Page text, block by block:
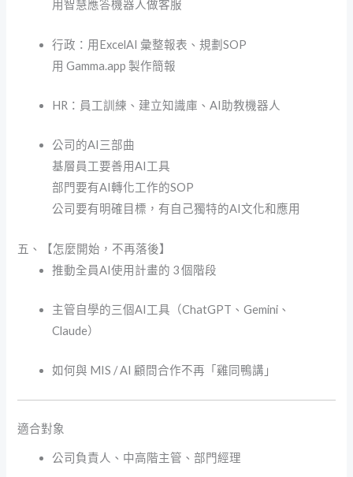
用智慧應答機器人做客服
行政：用ExcelAI 彙整報表、規劃SOP
用 Gamma.app 製作簡報
HR：員工訓練、建立知識庫、AI助教機器人
公司的AI三部曲
基層員工要善用AI工具
部門要有AI轉化工作的SOP
公司要有明確目標，有自己獨特的AI文化和應用
五、【怎麼開始，不再落後】
推動全員AI使用計畫的 3 個階段
主管自學的三個AI工具（ChatGPT、Gemini、
Claude）
如何與 MIS / AI 顧問合作不再「雞同鴨講」
適合對象
公司負責人、中高階主管、部門經理